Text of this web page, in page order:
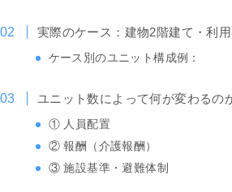
実際のケース：建物2階建て・利用
ケース別のユニット構成例：
ユニット数によって何が変わるの
① 人員配置
② 報酬（介護報酬）
③ 施設基準・避難体制